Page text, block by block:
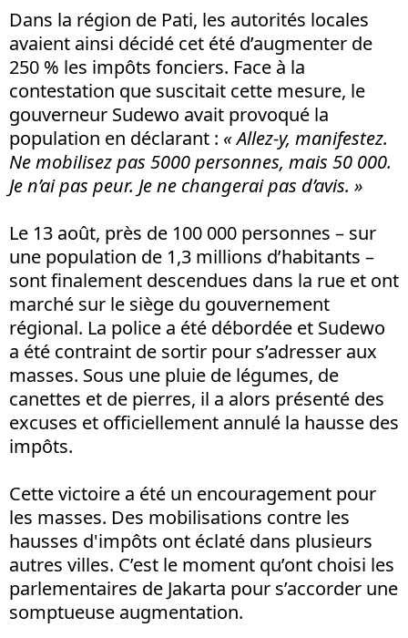
Dans la région de Pati, les autorités locales
avaient ainsi décidé cet été d’augmenter de
250 % les impôts fonciers. Face à la
contestation que suscitait cette mesure, le
gouverneur Sudewo avait provoqué la
population en déclarant : « Allez-y, manifestez.
Ne mobilisez pas 5000 personnes, mais 50 000.
Je n’ai pas peur. Je ne changerai pas d’avis. »
Le 13 août, près de 100 000 personnes – sur
une population de 1,3 millions d’habitants –
sont finalement descendues dans la rue et ont
marché sur le siège du gouvernement
régional. La police a été débordée et Sudewo
a été contraint de sortir pour s’adresser aux
masses. Sous une pluie de légumes, de
canettes et de pierres, il a alors présenté des
excuses et officiellement annulé la hausse des
impôts.
Cette victoire a été un encouragement pour
les masses. Des mobilisations contre les
hausses d'impôts ont éclaté dans plusieurs
autres villes. C’est le moment qu’ont choisi les
parlementaires de Jakarta pour s’accorder une
somptueuse augmentation.